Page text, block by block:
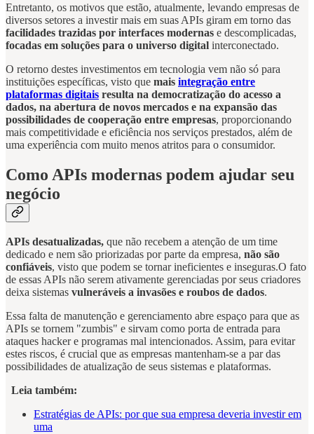
Entretanto, os motivos que estão, atualmente, levando empresas de
diversos setores a investir mais em suas APIs giram em torno das
facilidades trazidas por interfaces modernas e descomplicadas,
focadas em soluções para o universo digital interconectado.
O retorno destes investimentos em tecnologia vem não só para
instituições específicas, visto que mais integração entre
plataformas digitais resulta na democratização do acesso a
dados, na abertura de novos mercados e na expansão das
possibilidades de cooperação entre empresas, proporcionando
mais competitividade e eficiência nos serviços prestados, além de
uma experiência com muito menos atritos para o consumidor.
Como APIs modernas podem ajudar seu
negócio
APIs desatualizadas, que não recebem a atenção de um time
dedicado e nem são priorizadas por parte da empresa, não são
confiáveis, visto que podem se tornar ineficientes e inseguras.O fato
de essas APIs não serem ativamente gerenciadas por seus criadores
deixa sistemas vulneráveis a invasões e roubos de dados.
Essa falta de manutenção e gerenciamento abre espaço para que as
APIs se tornem "zumbis" e sirvam como porta de entrada para
ataques hacker e programas mal intencionados. Assim, para evitar
estes riscos, é crucial que as empresas mantenham-se a par das
possibilidades de atualização de seus sistemas e plataformas.
Leia também:
Estratégias de APIs: por que sua empresa deveria investir em
uma